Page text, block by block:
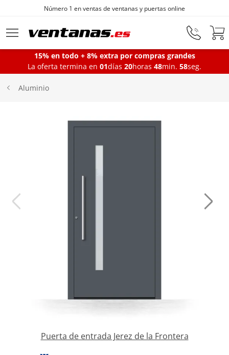
Ir al contenido principal
Número 1 en ventas de ventanas y puertas online
Ventanas
Puertas Entrada
Iniciar sesión
15% en todo + 8% extra por compras grandes
La oferta termina en 01días 20horas 48min. 58seg.
Aluminio
Puerta de entrada Jerez de la Frontera